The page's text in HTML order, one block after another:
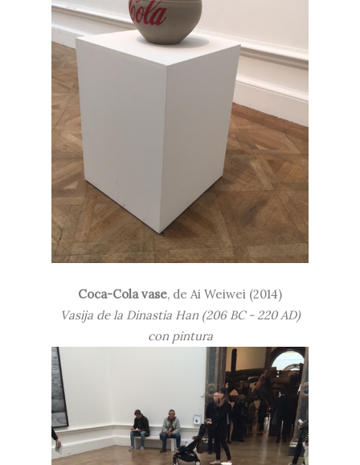
Coca-Cola vase, de Ai Weiwei (2014)
Vasija de la Dinastía Han (206 BC - 220 AD)
con pintura